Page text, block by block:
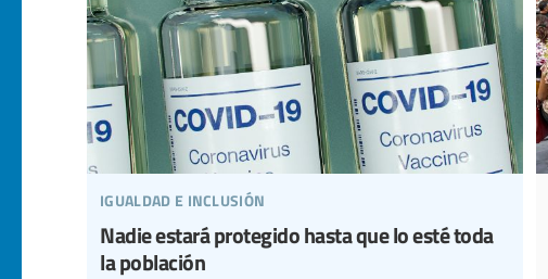
igualdad e inclusión
Nadie estará protegido hasta que lo esté toda
la población